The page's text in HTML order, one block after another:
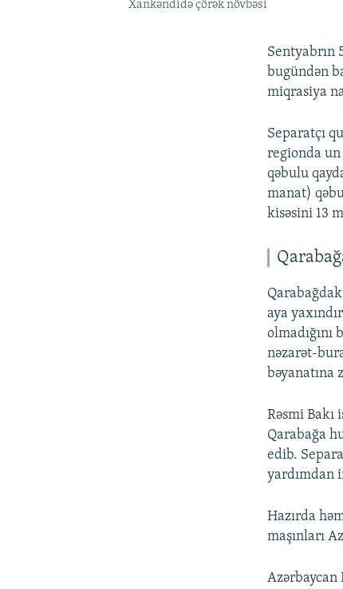
Xankəndidə çörək növbəsi
Sentyabrın
bugündən
miqrasiya
Separatçı
regionda un
qəbulu
manat)
kisəsini 13
aya
nəzarət-
bəyanatına
Rəsmi Bakı
Qarabağa
edib.
yardımdan
Hazırda
maşınları
Azərbaycan